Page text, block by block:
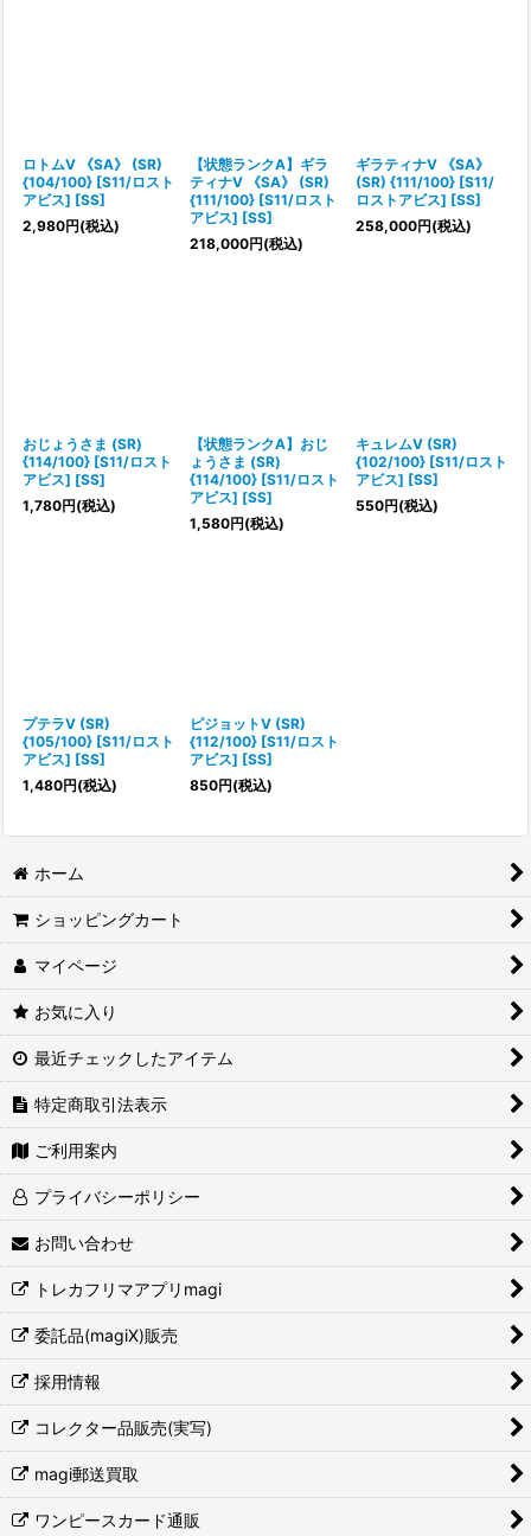
ロトムV 《SA》 (SR)
{104/100} [S11/ロスト
アビス] [SS]
2,980円(税込)
【状態ランクA】ギラ
ティナV 《SA》 (SR)
{111/100} [S11/ロスト
アビス] [SS]
218,000円(税込)
ギラティナV 《SA》
(SR) {111/100} [S11/
ロストアビス] [SS]
258,000円(税込)
おじょうさま (SR)
{114/100} [S11/ロスト
アビス] [SS]
1,780円(税込)
【状態ランクA】おじ
ょうさま (SR)
{114/100} [S11/ロスト
アビス] [SS]
1,580円(税込)
キュレムV (SR)
{102/100} [S11/ロスト
アビス] [SS]
550円(税込)
プテラV (SR)
{105/100} [S11/ロスト
アビス] [SS]
1,480円(税込)
ピジョットV (SR)
{112/100} [S11/ロスト
アビス] [SS]
850円(税込)
ホーム
ショッピングカート
マイページ
お気に入り
最近チェックしたアイテム
特定商取引法表示
ご利用案内
プライバシーポリシー
お問い合わせ
トレカフリマアプリmagi
委託品(magiX)販売
採用情報
コレクター品販売(実写)
magi郵送買取
ワンピースカード通販